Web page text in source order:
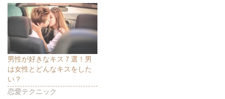
ま
す
)
い
ウ
ィ
ン
ド
ウ
で
開
き
ま
す
)
ま
す
)
男性が好きなキス７選！男
は女性とどんなキスをした
い？
恋愛テクニック